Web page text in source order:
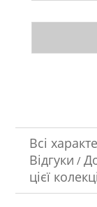
Всі
Відгуки /
цієї